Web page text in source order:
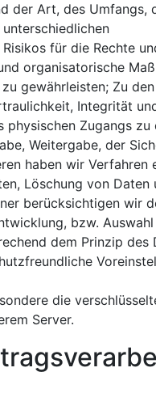
der Art, des Umfangs,
für die Rechte
organisatorische
gewährleisten; Zu
Integrität
Zugangs zu
Weitergabe, der
haben wir Verfahren
Löschung von Daten
berücksichtigen wir
bzw.
dem Prinzip des
die
Server.